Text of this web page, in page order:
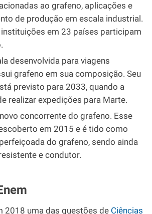
ao grafeno, aplicações e
de produção em escala industrial.
instituições em 23 países participam
desenvolvida para viagens
grafeno em sua composição. Seu
previsto para 2033, quando a
realizar expedições para Marte.
concorrente do grafeno. Esse
em 2015 e é tido como
do grafeno, sendo ainda
e condutor.
2018 uma das questões de Ciências